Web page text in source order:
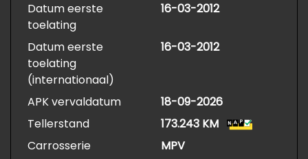
Datum eerste
toelating
16-03-2012
Datum eerste
toelating
(internationaal)
16-03-2012
APK vervaldatum
18-09-2026
Tellerstand
173.243 KM
Carrosserie
MPV